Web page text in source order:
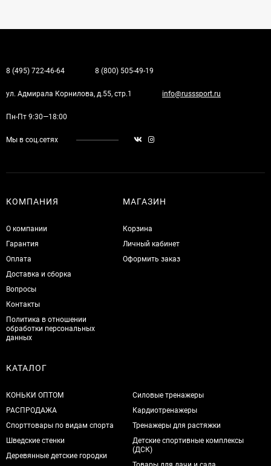
8 (495) 722-46-64 8 (800) 505-49-19
ул. Адмирала Корнилова, д.55, стр.1 info@russsport.ru
Пн-Пт 9:30—18:00
Мы в соц.сетях
КОМПАНИЯ
О компании
Гарантия
Оплата
Доставка и сборка
Вопросы
Контакты
Политика в отношении
обработки персональных
данных
МАГАЗИН
Корзина
Личный кабинет
Оформить заказ
КАТАЛОГ
КОНЬКИ ОПТОМ
РАСПРОДАЖА
Спорттовары по видам спорта
Шведские стенки
Деревянные детские городки
Силовые тренажеры
Кардиотренажеры
Тренажеры для растяжки
Детские спортивные комплексы
(ДСК)